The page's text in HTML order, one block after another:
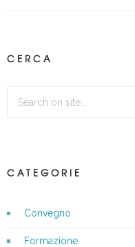
CERCA
CATEGORIE
Convegno
Formazione